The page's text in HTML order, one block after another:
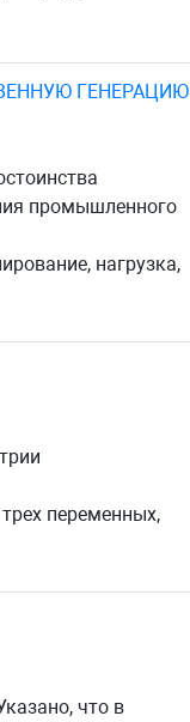
ГЕНЕРАЦИЮ
промышленного
нагрузка,
переменных,
что в